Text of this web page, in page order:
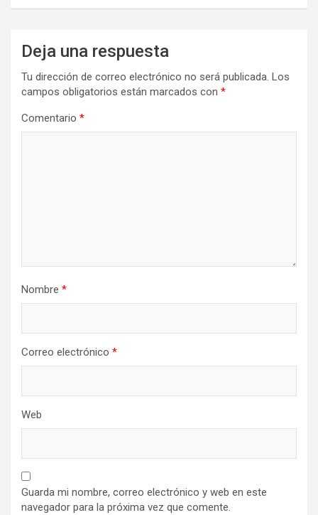
Deja una respuesta
Tu dirección de correo electrónico no será publicada. Los
campos obligatorios están marcados con *
Comentario *
Nombre *
Correo electrónico *
Web
Guarda mi nombre, correo electrónico y web en este
navegador para la próxima vez que comente.